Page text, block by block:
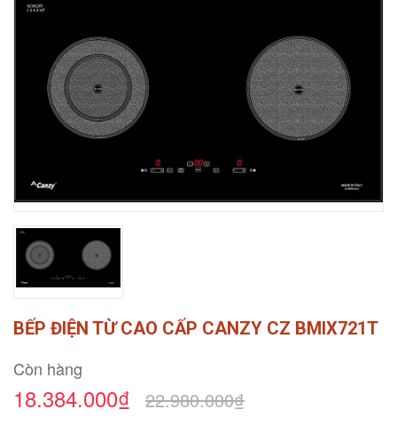
BẢNG GIÁ VẬT LIỆU 0989043453
BẾP ĐIỆN TỪ CAO CẤP CANZY CZ BMIX721T
Còn hàng
18.384.000₫ 22.980.000₫